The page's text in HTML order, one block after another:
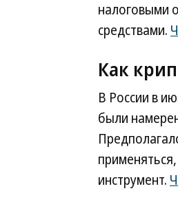
налоговыми
средствами.
Как
В России в
были
инструмент.